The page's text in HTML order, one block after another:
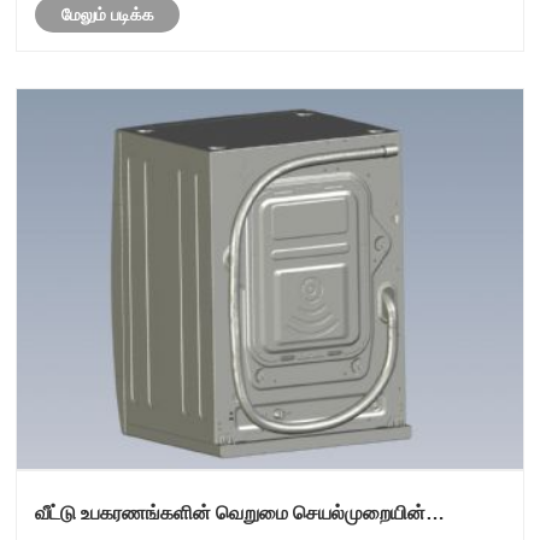
மேலும் படிக்க
வீட்டு உபகரணங்களின் வெறுமை செயல்முறையின்